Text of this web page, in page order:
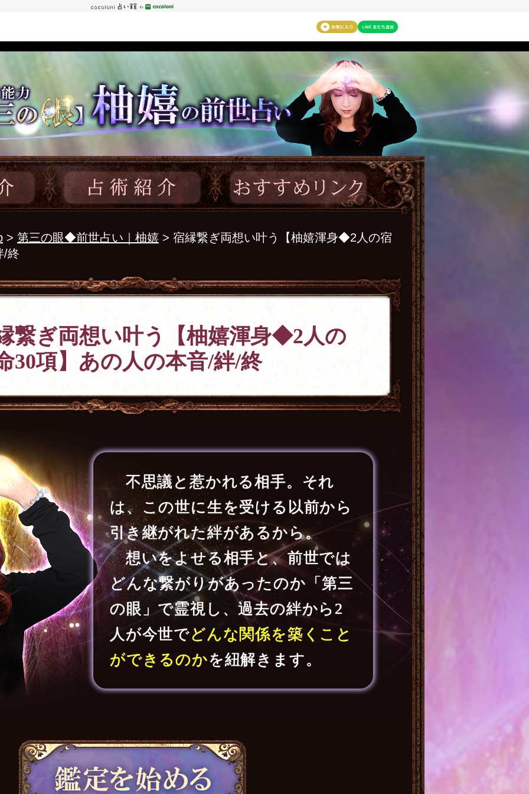
> 第三の眼◆前世占い｜柚嬉 > 宿縁繋ぎ両想い叶う【柚嬉渾身◆2人の宿
/終
繋ぎ両想い叶う【柚嬉渾身◆2人の
30項】あの人の本音/絆/終
不思議と惹かれる相手。それ
は、この世に生を受ける以前から
引き継がれた絆があるから。
想いをよせる相手と、前世では
どんな繋がりがあったのか「第三
の眼」で霊視し、過去の絆から2
人が今世でどんな関係を築くこと
ができるのかを紐解きます。